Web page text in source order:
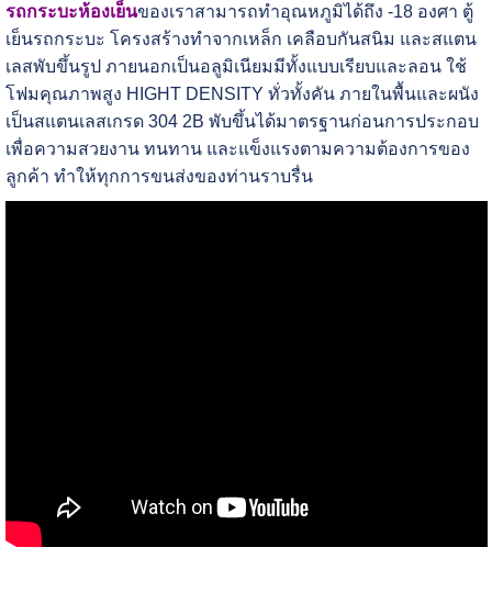
รถกระบะห้องเย็นของเราสามารถทำอุณหภูมิได้ถึง -18 องศา ตู้
เย็นรถกระบะ โครงสร้างทำจากเหล็ก เคลือบกันสนิม และสแตน
เลสพับขึ้นรูป ภายนอกเป็นอลูมิเนียมมีทั้งแบบเรียบและลอน ใช้
โฟมคุณภาพสูง HIGHT DENSITY ทั่วทั้งคัน ภายในพื้นและผนัง
เป็นสแตนเลสเกรด 304 2B พับขึ้นได้มาตรฐานก่อนการประกอบ
เพื่อความสวยงาน ทนทาน และแข็งแรงตามความต้องการของ
ลูกค้า ทำให้ทุกการขนส่งของท่านราบรื่น